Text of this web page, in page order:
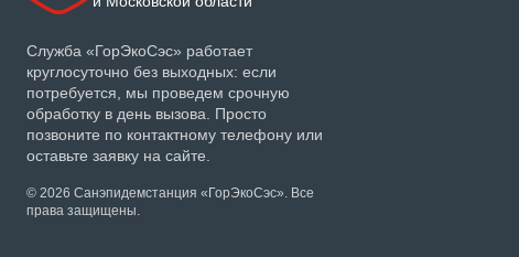
Служба «ГорЭкоСэс» работает
круглосуточно без выходных: если
потребуется, мы проведем срочную
обработку в день вызова. Просто
позвоните по контактному телефону или
оставьте заявку на сайте.
© 2026 Санэпидемстанция «ГорЭкоСэс». Все
права защищены.